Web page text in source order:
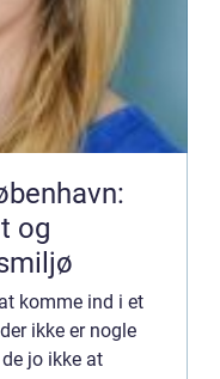
og
komme ind i et
ikke er nogle
jo ikke at